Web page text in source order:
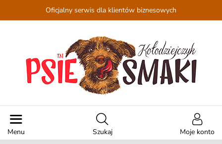
Oficjalny serwis dla klientów biznesowych
Menu Szukaj
Moje konto